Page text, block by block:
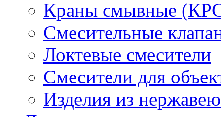
Краны смывные
Смесительные
Локтевые смесители
Смесители для
Изделия из